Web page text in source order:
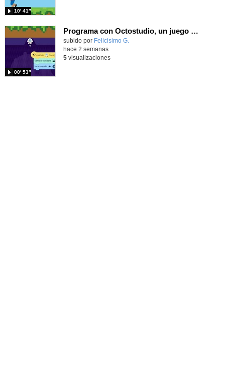
10′ 41″
Programa con Octostudio, un juego moviendo la tablet para ganar con España, el mundial 2026
Contenido educativo.
subido por Felicisimo G.
00′ 53″
hace 2 semanas
5visualizaciones